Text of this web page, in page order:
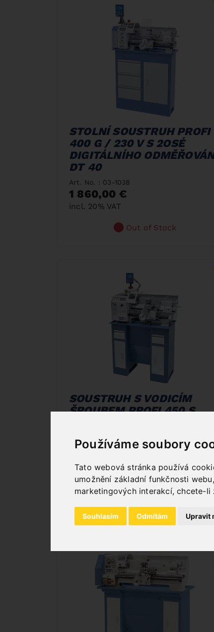
Používáme soubory
Tato webová stránka používá
umožnění základní funkčnosti webu,
marketingových interakcí,chcete-li
Souhlasím Odmítám Upravit
STOLNÍ SOUSTRUH PROFI
400 G / 230 V S 2OSÉ
DIGITÁLNÍHO
DT 40
Art. No. : 03-1038
1 860,00 €
incl. 20% VAT
Out of Stock
SOUSTRUH S VODICÍM
ŠROUBEM PROFI 450 S
DT 40
2 184,00 €
incl. 20% VAT
Out of Stock